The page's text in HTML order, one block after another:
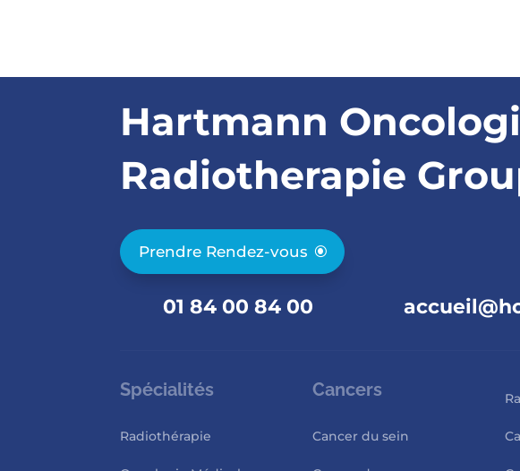
Hartmann
Radiotherapie
Prendre Rendez-vous
01 84 00 84 00
Spécialités
Radiothérapie
Cancers
Cancer du sein